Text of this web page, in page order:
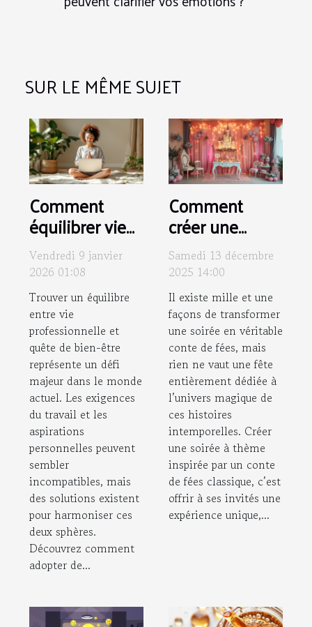
SUR LE MÊME SUJET
Comment
équilibrer vie
professionnelle
et quête de
bien-être ?
Vendredi 9 janvier
2026 01:08
Trouver un équilibre
entre vie
professionnelle et
quête de bien-être
représente un défi
majeur dans le monde
actuel. Les exigences
du travail et les
aspirations
personnelles peuvent
sembler
incompatibles, mais
des solutions existent
pour harmoniser ces
deux sphères.
Découvrez comment
adopter de...
Comment
créer une
soirée à thème
inspirée par un
conte de fées
classique ?
Samedi 13 décembre
2025 14:00
Il existe mille et une
façons de transformer
une soirée en véritable
conte de fées, mais
rien ne vaut une fête
entièrement dédiée à
l’univers magique de
ces histoires
intemporelles. Créer
une soirée à thème
inspirée par un conte
de fées classique, c’est
offrir à ses invités une
expérience unique,...